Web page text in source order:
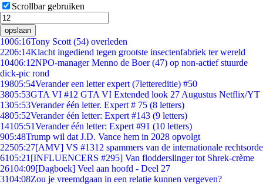
Scrollbar gebruiken
opslaan
1006:16Tony Scott (54) overleden
2206:14Klacht ingediend tegen grootste insectenfabriek ter wereld
10406:12NPO-manager Menno de Boer (47) op non-actief stuurde
dick-pic rond
19805:54Verander een letter expert (7lettereditie) #50
3805:53GTA VI #12 GTA VI Extended look 27 Augustus Netflix/YT
1305:53Verander één letter. Expert # 75 (8 letters)
4805:52Verander één letter: Expert #143 (9 letters)
14105:51Verander één letter: Expert #91 (10 letters)
905:48Trump wil dat J.D. Vance hem in 2028 opvolgt
22505:27[AMV] VS #1312 spammers van de internationale rechtsorde
6105:21 [INFLUENCERS #295] Van flodderslinger tot Shrek-crème
26104:09[Dagboek] Veel aan hoofd - Deel 27
3104:08Zou je vreemdgaan in een relatie kunnen vergeven?